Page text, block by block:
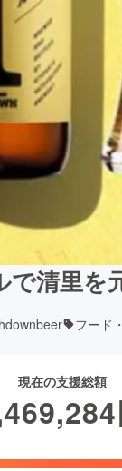
清里
フード
現在の支援総額